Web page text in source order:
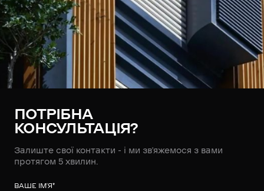
ПОТРІБНА
КОНСУЛЬТАЦІЯ?
Залиште свої контакти - і ми зв’яжемося з вами
протягом 5 хвилин.
ВАШЕ ІМ’Я*